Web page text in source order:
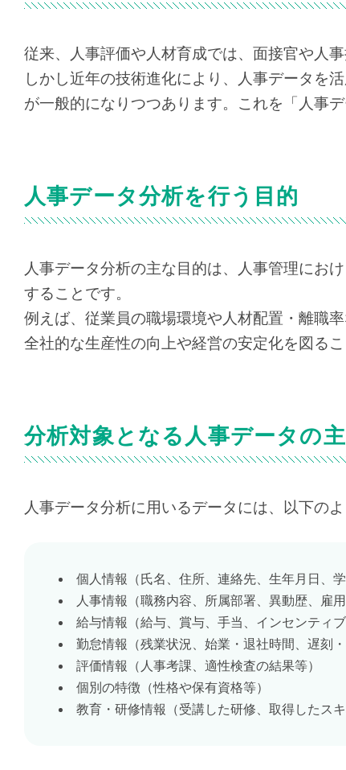
従来、人事評価や人材育成では、面接官や人
しかし近年の技術進化により、人事データを
が一般的になりつつあります。これを「人事
人事データ分析を行う目的
人事データ分析の主な目的は、人事管理にお
することです。
例えば、従業員の職場環境や人材配置・離職
全社的な生産性の向上や経営の安定化を図るこ
分析対象となる人事データの
人事データ分析に用いるデータには、以下の
個人情報（氏名、住所、連絡先、生年月日、学
人事情報（職務内容、所属部署、異動歴、雇用
給与情報（給与、賞与、手当、インセンティブ
勤怠情報（残業状況、始業・退社時間、遅刻
評価情報（人事考課、適性検査の結果等）
個別の特徴（性格や保有資格等）
教育・研修情報（受講した研修、取得したスキ